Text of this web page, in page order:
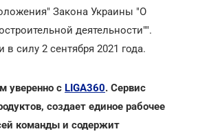
Закона Украины "О
деятельности"".
силу 2 сентября 2021 года.
уверенно с LIGA360. Сервис
создает единое рабочее
команды и содержит